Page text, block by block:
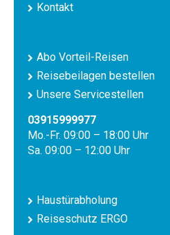
Kontakt
Abo Vorteil-Reisen
Reisebeilagen bestellen
Unsere Servicestellen
03915999977
Mo.-Fr. 09:00 – 18:00 Uhr
Sa. 09:00 – 12:00 Uhr
Haustürabholung
Reiseschutz ERGO